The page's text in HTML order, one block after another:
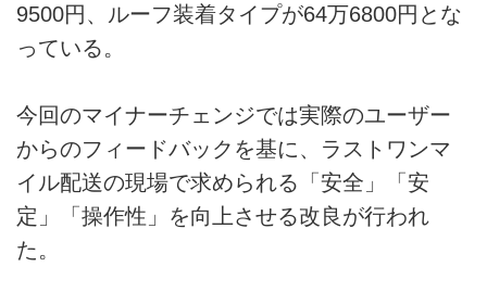
9500円、ルーフ装着タイプが64万6800円とな
っている。
今回のマイナーチェンジでは実際のユーザー
からのフィードバックを基に、ラストワンマ
イル配送の現場で求められる「安全」「安
定」「操作性」を向上させる改良が行われ
た。